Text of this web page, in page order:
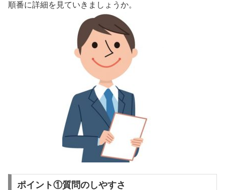
順番に詳細を見ていきましょうか。
ポイント①質問のしやすさ